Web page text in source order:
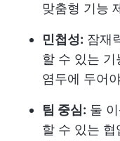
맞춤형 기능
민첩성: 잠재
할 수 있는
염두에 두어
팀 중심: 둘
할 수 있는 협